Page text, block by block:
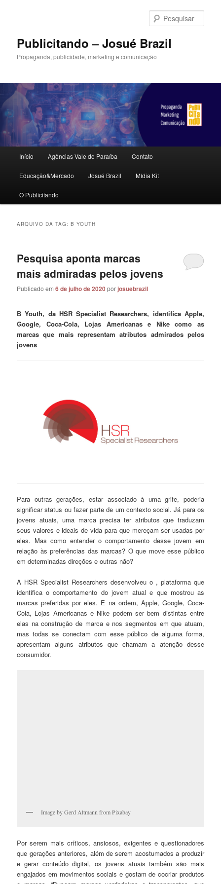
principal
secundárioPublicitando – Josué Brazil
Propaganda, publicidade, marketing e comunicação
principal
Início Agências Vale do Paraíba Contato
Educação&Mercado Josué Brazil Mídia Kit
O Publicitando
ARQUIVO DA TAG:B YOUTH
Pesquisa aponta marcas
mais admiradas pelos jovens
Publicado em6 de julho de 2020porjosuebrazil
B Youth, da HSR Specialist Researchers, identifica Apple,
Google, Coca-Cola, Lojas Americanas e Nike como as
marcas que mais representam atributos admirados pelos
jovens
Para outras gerações, estar associado à uma grife, poderia
significar status ou fazer parte de um contexto social. Já para os
jovens atuais, uma marca precisa ter atributos que traduzam
seus valores e ideais de vida para que mereçam ser usadas por
eles. Mas como entender o comportamento desse jovem em
relação às preferências das marcas? O que move esse público
em determinadas direções e outras não?
A HSR Specialist Researchers desenvolveu o , plataforma que
identifica o comportamento do jovem atual e que mostrou as
marcas preferidas por eles. E na ordem, Apple, Google, Coca-
Cola, Lojas Americanas e Nike podem ser bem distintas entre
elas na construção de marca e nos segmentos em que atuam,
mas todas se conectam com esse público de alguma forma,
apresentam alguns atributos que chamam a atenção desse
consumidor.
Image by Gerd Altmann from Pixabay
Por serem mais críticos, ansiosos, exigentes e questionadores
que gerações anteriores, além de serem acostumados a produzir
e gerar conteúdo digital, os jovens atuais também são mais
engajados em movimentos sociais e gostam de cocriar produtos